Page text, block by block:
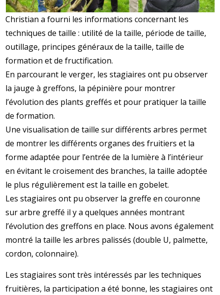
Christian a fourni les informations concernant les
techniques de taille : utilité de la taille, période de taille,
outillage, principes généraux de la taille, taille de
formation et de fructification.
En parcourant le verger, les stagiaires ont pu observer
la jauge à greffons, la pépinière pour montrer
l’évolution des plants greffés et pour pratiquer la taille
de formation.
Une visualisation de taille sur différents arbres permet
de montrer les différents organes des fruitiers et la
forme adaptée pour l’entrée de la lumière à l’intérieur
en évitant le croisement des branches, la taille adoptée
le plus régulièrement est la taille en gobelet.
Les stagiaires ont pu observer la greffe en couronne
sur arbre greffé il y a quelques années montrant
l’évolution des greffons en place. Nous avons également
montré la taille les arbres palissés (double U, palmette,
cordon, colonnaire).
Les stagiaires sont très intéressés par les techniques
fruitières, la participation a été bonne, les stagiaires ont